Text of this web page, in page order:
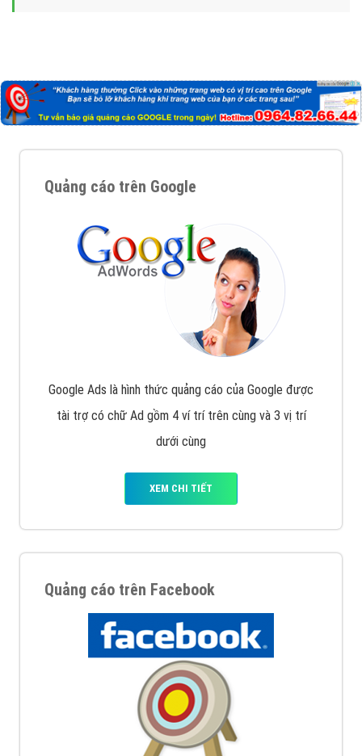
Quảng cáo trên Google
Google Ads là hình thức quảng cáo của Google được
tài trợ có chữ Ad gồm 4 ví trí trên cùng và 3 vị trí
dưới cùng
XEM CHI TIẾT
Quảng cáo trên Facebook